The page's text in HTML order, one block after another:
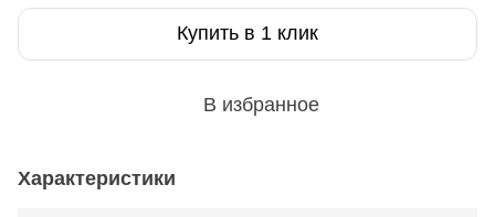
Купить в 1 клик
В избранное
Характеристики